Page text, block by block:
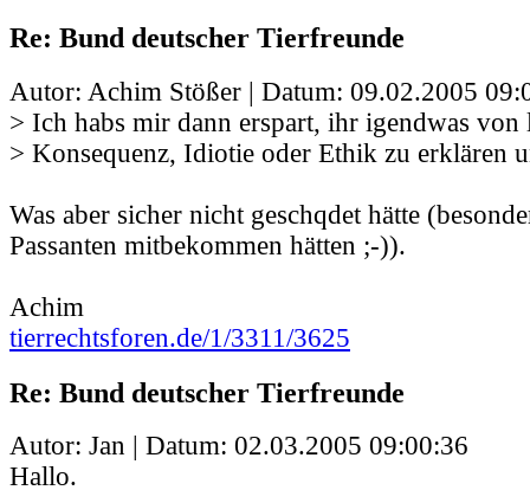
Re: Bund deutscher Tierfreunde
Autor: Achim Stößer | Datum: 09.02.2005
> Ich habs mir dann erspart, ihr igendwas von
> Konsequenz, Idiotie oder Ethik zu erklären
Was aber sicher nicht geschqdet hätte
Passanten mitbekommen hätten ;-)).
Achim
tierrechtsforen.de/1/3311/3625
Re: Bund deutscher Tierfreunde
Autor: Jan | Datum: 02.03.2005 09:00:36
Hallo.